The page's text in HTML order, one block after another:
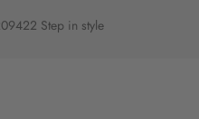
Step in style